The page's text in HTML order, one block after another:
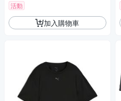
活動
加入購物車